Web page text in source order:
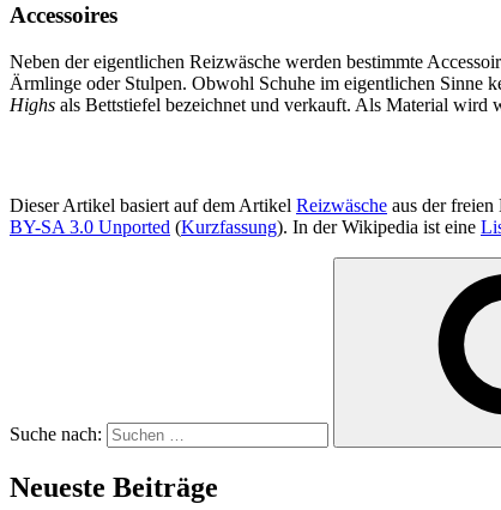
Accessoires
Neben der eigentlichen Reizwäsche werden bestimmte
Ärmlinge oder Stulpen. Obwohl Schuhe im eigentlichen Sinne
Highs als Bettstiefel bezeichnet und verkauft. Als Material wird
Dieser Artikel basiert auf dem Artikel Reizwäsche aus der
BY-SA 3.0 Unported (Kurzfassung). In der Wikipedia ist eine
Suche nach:
Neueste Beiträge